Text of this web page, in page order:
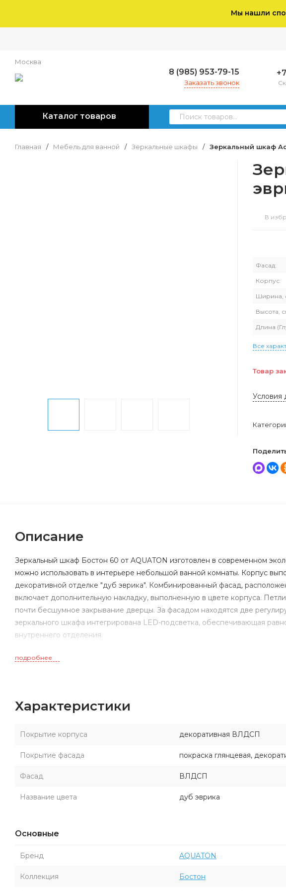
Мы нашли
Москва
8 (985) 953-79-15
Заказать звонок
Каталог товаров
Главная / Мебель для ванной / Зеркальные шкафы / Зеркальный шкаф
В
Фасад:
Корпус:
Ширина,
Высота,
Длина
Все
Товар
Условия
Описание
Зеркальный шкаф Бостон 60 от AQUATON изготовлен в современном
можно использовать в интерьере небольшой ванной комнаты. Корпус
декоративной отделке "дуб эврика". Комбинированный фасад,
включает дополнительную накладку, выполненную в цвете корпуса.
почти бесшумное закрывание дверцы. За фасадом находятся две
зеркального шкафа интегрирована LED-подсветка, обеспечивающая
внутреннего отделения.
подробнее
Характеристики
Покрытие корпуса декоративная ВЛДСП
Покрытие фасада покраска глянцевая,
Фасад ВЛДСП
Название цвета дуб эврика
Основные
Бренд AQUATON
Коллекция Бостон